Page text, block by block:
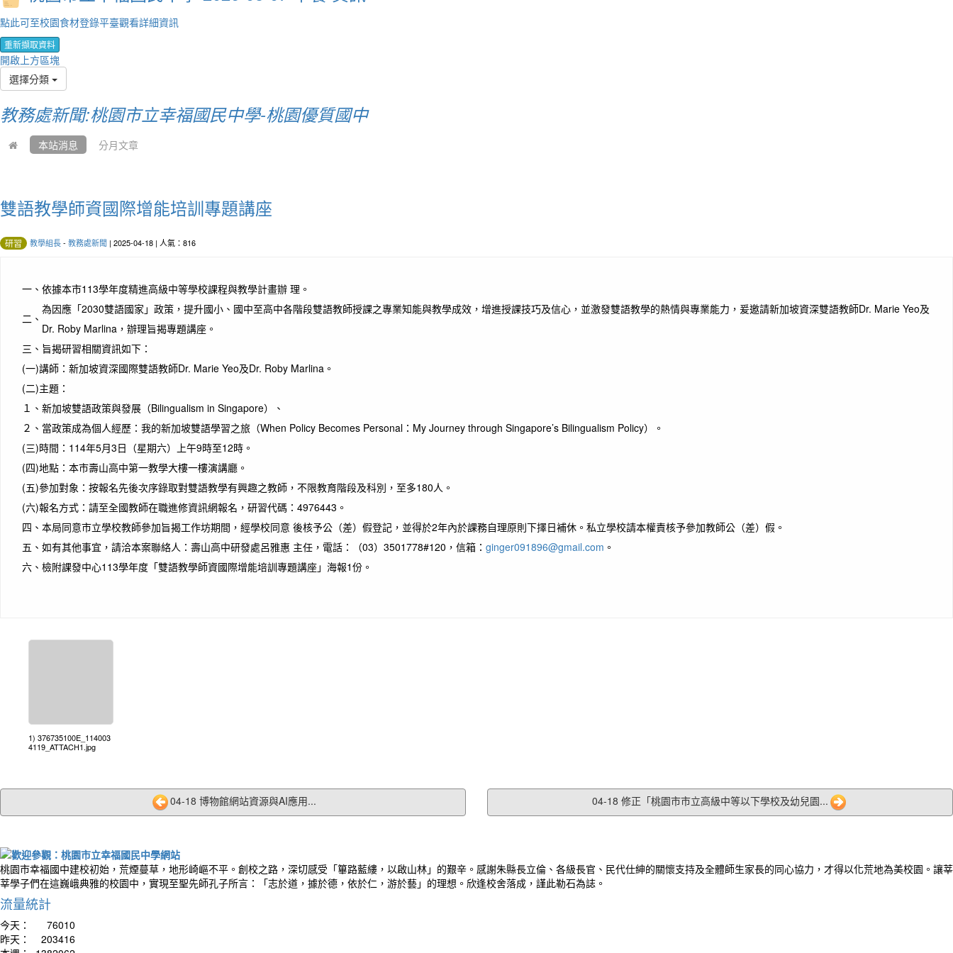
點此可至校園食材登錄平臺觀看詳細資訊
重新擷取資料
開啟上方區塊
選擇分類
教務處新聞:桃園市立幸福國民中學-桃園優質國中
本站消息 分月文章
雙語教學師資國際增能培訓專題講座
研習 教學組長- 教務處新聞 | 2025-04-18 | 人氣：816
一、 依據本市113學年度精進高級中等學校課程與教學計畫辦 理。
二、
為因應「2030雙語國家」政策，提升國小、國中至高中各階段雙語教師授課之專業知能與教學成效，增進授課技巧及信心，並激發雙語教學的熱情與專業能力，爰邀請新加坡資深雙語教師Dr. Marie Yeo及
Dr. Roby Marlina，辦理旨揭專題講座。
三、 旨揭研習相關資訊如下：
(一)講師：新加坡資深國際雙語教師Dr. Marie Yeo及Dr. Roby Marlina。
(二)主題：
１、 新加坡雙語政策與發展（Bilingualism in Singapore）、
２、 當政策成為個人經歷：我的新加坡雙語學習之旅（When Policy Becomes Personal：My Journey through Singapore’s Bilingualism Policy）。
(三)時間：114年5月3日（星期六）上午9時至12時。
(四)地點：本市壽山高中第一教學大樓一樓演講廳。
(五)參加對象：按報名先後次序錄取對雙語教學有興趣之教師，不限教育階段及科別，至多180人。
(六)報名方式：請至全國教師在職進修資訊網報名，研習代碼：4976443。
四、 本局同意市立學校教師參加旨揭工作坊期間，經學校同意 後核予公（差）假登記，並得於2年內於課務自理原則下擇日補休。私立學校請本權責核予參加教師公（差）假。
五、 如有其他事宜，請洽本案聯絡人：壽山高中研發處呂雅惠 主任，電話：（03）3501778#120，信箱： ginger091896@gmail.com 。
六、 檢附課發中心113學年度「雙語教學師資國際增能培訓專題講座」海報1份。
1) 376735100E_114003
4119_ATTACH1.jpg
04-18 博物館網站資源與AI應用... 04-18 修正「桃園市市立高級中等以下學校及幼兒園...
桃園市幸福國中建校初始，荒煙蔓草，地形崎嶇不平。創校之路，深切感受「篳路藍縷，以啟山林」的艱辛。感謝朱縣長立倫、各級長官、民代仕紳的關懷支持及全體師生家長的同心協力，才得以化荒地為美校園。讓莘
莘學子們在這巍峨典雅的校園中，實現至聖先師孔子所言：「志於道，據於德，依於仁，游於藝」的理想。欣逢校舍落成，謹此勒石為誌。
流量統計
今天：
76010
昨天：
203416